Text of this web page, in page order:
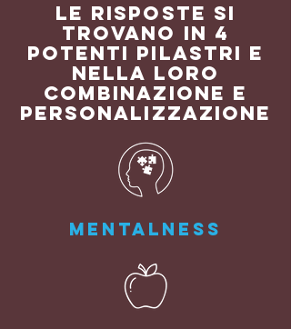
LE RISPOSTE SI
TROVANO IN 4
potenti pilastri E
NELLA LORO
COMBINAZIONE E
PERSONALIZZAZIONE
MENTALNESS